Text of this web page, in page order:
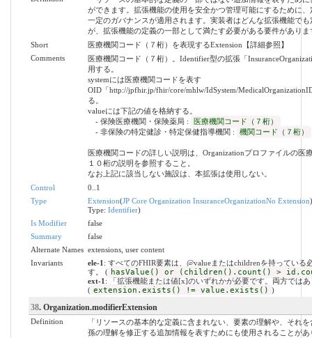
ができます。拡張機能の使用を安全かつ管理可能にするために、
一定のガバナンスが適用されます。実装者はどんな拡張機能でも
が、拡張機能の定義の一部として満たす必要がある要件がありま
Short
医療機関コード（７桁）を表現するExtension【詳細参照】
Comments
医療機関コード（７桁）。Identifier型の拡張「
用する。
systemには医療機関コードを表す
OID「http://jpfhir.jp/fhir/core/mhlw/IdSystem/
る。
valueには下記の値を格納する。
- 保険医療機関・保険薬局 :
医療機関コード（７桁）
- 非保険の特定健診・特定保健指導機関 : 機関コード（７桁）
医療機関コードの詳しい説明は、Organizationプロファイルの医
１０桁の説明を参照すること。
なお上記に該当しない施設は、本拡張は使用しない。
Control
0..1
Type
Extension(JP Core Organization InsuranceOrganizationNo Extension
Type: Identifier)
Is Modifier
false
Summary
false
Alternate Names extensions, user content
Invariants
ele-1 : すべてのFHIR要素は、@valueまたはchildrenを持っている
す。 ( hasValue() or (children().count() >
ext-1 : 「拡張機能または値[x]のいずれかが必要です。両方では
( extension.exists() != value.exists() )
38. Organization.modifierExtension
Definition
「リソースの基本的な定義に含まれない、要素の理解や、それ
孫の理解を修正する追加情報を表すためにも使用されることがあ